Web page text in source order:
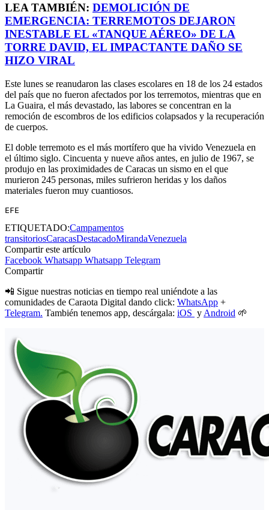
LEA TAMBIÉN: DEMOLICIÓN DE
EMERGENCIA: TERREMOTOS DEJARON
INESTABLE EL «TANQUE AÉREO» DE LA
TORRE DAVID, EL IMPACTANTE DAÑO SE
HIZO VIRAL
Este lunes se reanudaron las clases escolares en 18 de los 24 estados
del país que no fueron afectados por los terremotos, mientras que en
La Guaira, el más devastado, las labores se concentran en la
remoción de escombros de los edificios colapsados y la recuperación
de cuerpos.
El doble terremoto es el más mortífero que ha vivido Venezuela en
el último siglo. Cincuenta y nueve años antes, en julio de 1967, se
produjo en las proximidades de Caracas un sismo en el que
murieron 245 personas, miles sufrieron heridas y los daños
materiales fueron muy cuantiosos.
EFE
ETIQUETADO:Campamentos
transitoriosCaracasDestacadoMirandaVenezuela
Compartir este artículo
Facebook Whatsapp Whatsapp Telegram
Compartir
📲 Sigue nuestras noticias en tiempo real uniéndote a las
comunidades de Caraota Digital dando click: WhatsApp +
Telegram. También tenemos app, descárgala: iOS y Android 🌱